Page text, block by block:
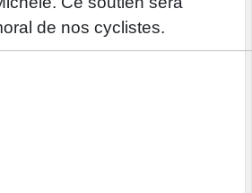
de nos cyclistes.